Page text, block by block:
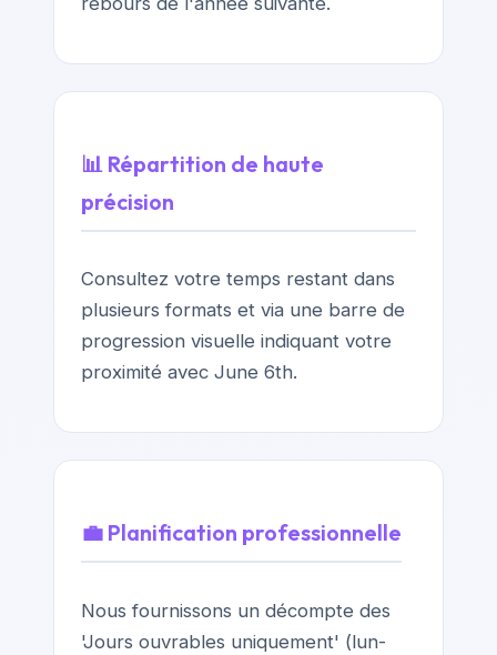
📊 Répartition de haute
précision
Consultez votre temps restant dans
plusieurs formats et via une barre de
progression visuelle indiquant votre
proximité avec June 6th.
💼 Planification professionnelle
Nous fournissons un décompte des
'Jours ouvrables uniquement' (lun-